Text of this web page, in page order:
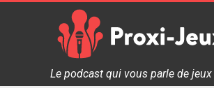
Proxi Jeux - Le podcast qui vous
Le podcast qui vous parle de